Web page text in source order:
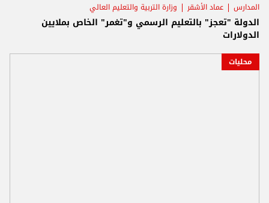
المدارس عماد الأشقر وزارة التربية والتعليم العالي
الدولة "تعجز" بالتعليم الرسمي و"تغمر" الخاص بملايين
الدولارات
محليات